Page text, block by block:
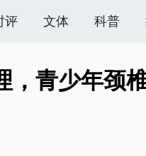
评 文体 科普
，青少年颈